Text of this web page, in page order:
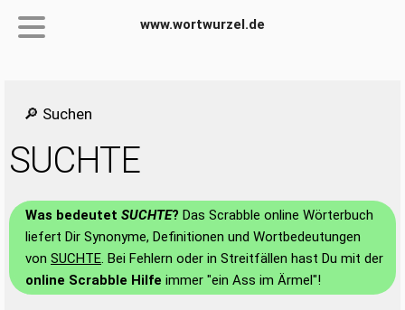
www.wortwurzel.de
🔎 Suchen
SUCHTE
Was bedeutet SUCHTE? Das Scrabble online Wörterbuch
liefert Dir Synonyme, Definitionen und Wortbedeutungen
von SUCHTE. Bei Fehlern oder in Streitfällen hast Du mit der
online Scrabble Hilfe immer "ein Ass im Ärmel"!